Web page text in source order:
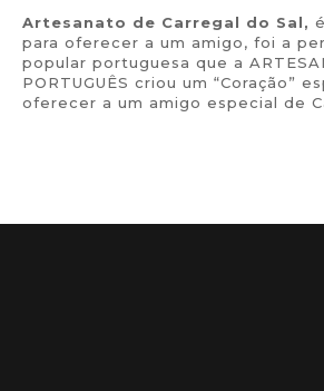
Artesanato de Carregal do Sal,
para oferecer a um amigo, foi a
popular portuguesa que a
PORTUGUÊS criou um “Coração”
oferecer a um amigo especial de